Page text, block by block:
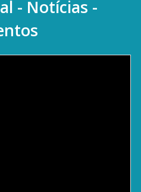
- Notícias -